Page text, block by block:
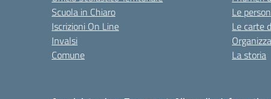
Scuola in Chiaro
Iscrizioni On Line
Invalsi
Comune
Le
Le carte
La storia